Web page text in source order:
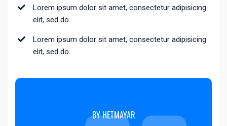
Lorem ipsum dolor sit amet, consectetur adipisicing
elit, sed do.
Lorem ipsum dolor sit amet, consectetur adipisicing
elit, sed do.
BY HETMAYAR